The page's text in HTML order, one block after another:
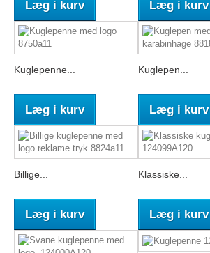
Læg i kurv Læg i kurv
Kuglepenne...
Læg i kurv
Kuglepen...
Læg i kurv
Billige...
Læg i kurv
Klassiske...
Læg i kurv